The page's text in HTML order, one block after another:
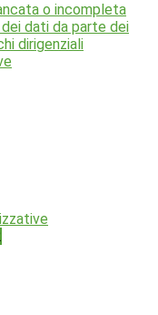
o incompleta
dati da parte dei
dirigenziali